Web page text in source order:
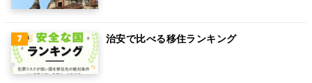
トルコ
フィンランド
チェコ
治安で比べる移住ランキング